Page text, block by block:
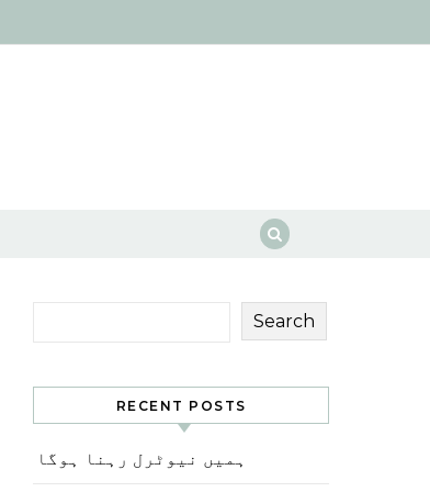
Search
RECENT POSTS
ہمیں نیوٹرل رہنا ہوگا